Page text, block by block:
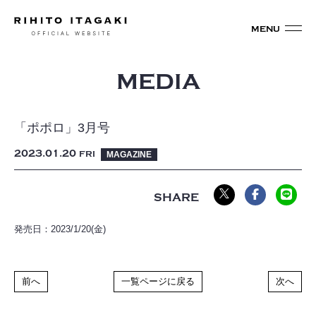
MEDIA
「ポポロ」3月号
2023 01 20 FRI MAGAZINE
発売日：2023/1/20(金)
前へ 一覧ページに戻る 次へ